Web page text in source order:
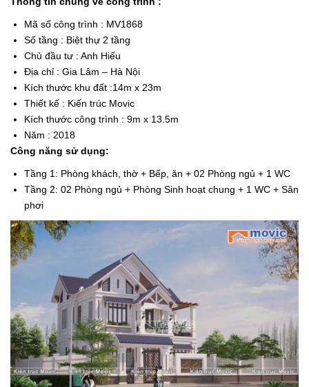
Mã số công trình : MV1868
Số tầng : Biệt thự 2 tầng
Chủ đầu tư : Anh Hiếu
Địa chỉ : Gia Lâm – Hà Nội
Kích thước khu đất :14m x 23m
Thiết kế : Kiến trúc Movic
Kích thước công trình : 9m x 13.5m
Năm : 2018
Công năng sử dụng:
Tầng 1: Phòng khách, thờ + Bếp, ăn + 02 Phòng ngủ + 1 WC
Tầng 2: 02 Phòng ngủ + Phòng Sinh hoạt chung + 1 WC + Sân
phơi